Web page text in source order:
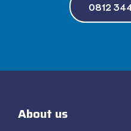
0812
About us